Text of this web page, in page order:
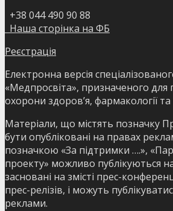
+38 044 490 90 88
Наша сторінка на ФБ
Реєстрація
Електронна версія
«Медпросвіта», призначеного для
охорони здоров’я, фармакології
Матеріали, що містять позначку
бути опубліковані на правах
позначкою «За підтримки ….»,
проекту» можливо публікуються
засновані на змісті прес-
прес-релізів, і можуть
реклами.